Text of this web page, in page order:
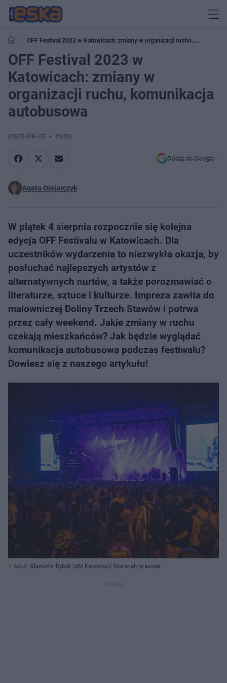
OFF Festival 2023 w Katowicach: zmiany w organizacji ruchu,
komunikacja autobusowa
OFF Festival 2023 w
Katowicach: zmiany w
organizacji ruchu, komunikacja
autobusowa
2023-08-03 11:50
Dodaj do Google
Agata Olejarczyk
W piątek 4 sierpnia rozpocznie się kolejna
edycja OFF Festivalu w Katowicach. Dla
uczestników wydarzenia to niezwykła okazja, by
posłuchać najlepszych artystów z
alternatywnych nurtów, a także porozmawiać o
literaturze, sztuce i kulturze. Impreza zawita do
malowniczej Doliny Trzech Stawów i potrwa
przez cały weekend. Jakie zmiany w ruchu
czekają mieszkańców? Jak będzie wyglądać
komunikacja autobusowa podczas festiwalu?
Dowiesz się z naszego artykułu!
Autor: Sławomir Rybok (UM Katowice)/ Materiały prasowe